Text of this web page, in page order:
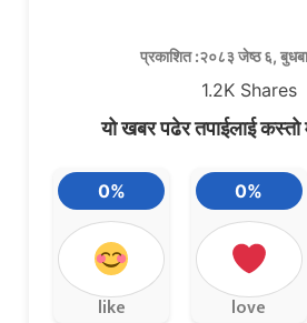
प्रकाशित :२०८३ जेष्ठ ६,
1.2K Shares
यो खबर पढेर तपाईलाई
0%
like
0%
love